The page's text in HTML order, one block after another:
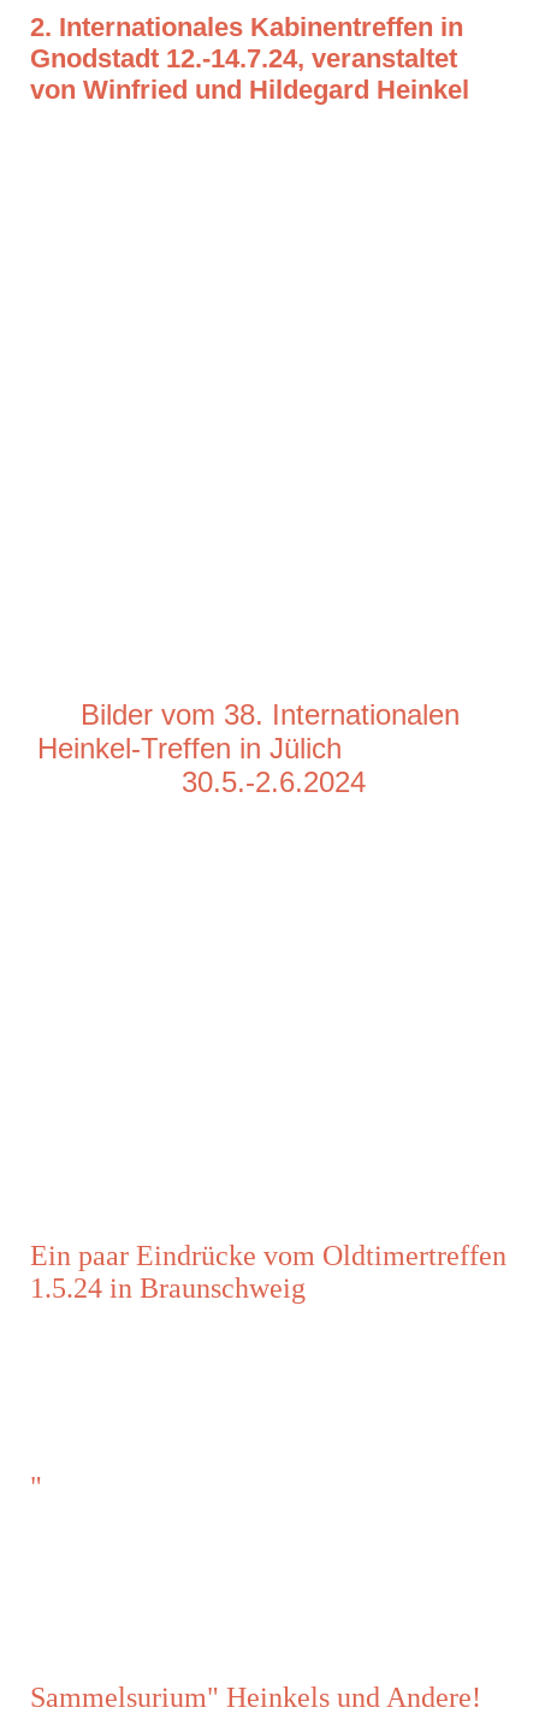
2. Internationales Kabinentreffen in
Gnodstadt 12.-14.7.24, veranstaltet
von Winfried und Hildegard Heinkel
Bilder vom 38. Internationalen
Heinkel-Treffen in Jülich
30.5.-2.6.2024
Ein paar Eindrücke vom Oldtimertreffen
1.5.24 in Braunschweig
"
Sammelsurium" Heinkels und Andere!